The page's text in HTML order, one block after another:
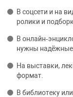
В соцсети и на
ролики и
В
нужны надёжные
На выставки,
формат.
В библиотеку